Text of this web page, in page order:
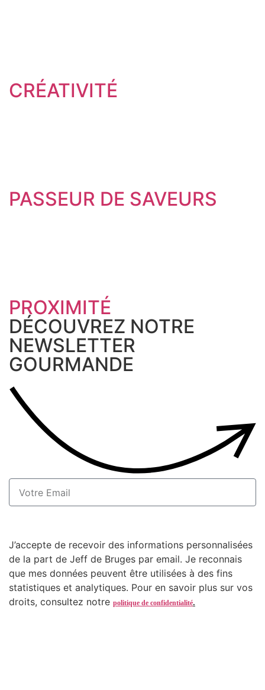
CRÉATIVITÉ
PASSEUR DE SAVEURS
PROXIMITÉ
DÉCOUVREZ NOTRE
NEWSLETTER
GOURMANDE
J’accepte de recevoir des informations personnalisées
de la part de Jeff de Bruges par email. Je reconnais
que mes données peuvent être utilisées à des fins
statistiques et analytiques. Pour en savoir plus sur vos
droits, consultez notre politique de confidentialité.